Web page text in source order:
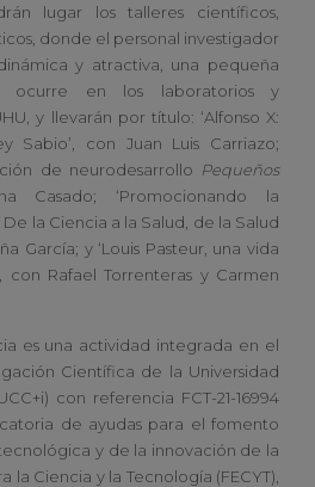
lugar los talleres científicos,
donde el personal investigador
y atractiva, una pequeña
en los laboratorios y
y llevarán por título: ‘Alfonso X:
Sabio’, con Juan Luis Carriazo;
de neurodesarrollo Pequeños
Casado; ‘Promocionando la
la Ciencia a la Salud, de la Salud
García; y ‘Louis Pasteur, una vida
con Rafael Torrenteras y Carmen
es una actividad integrada en el
Científica de la Universidad
con referencia FCT-21-16994
de ayudas para el fomento
y de la innovación de la
la Ciencia y la Tecnología (FECYT),